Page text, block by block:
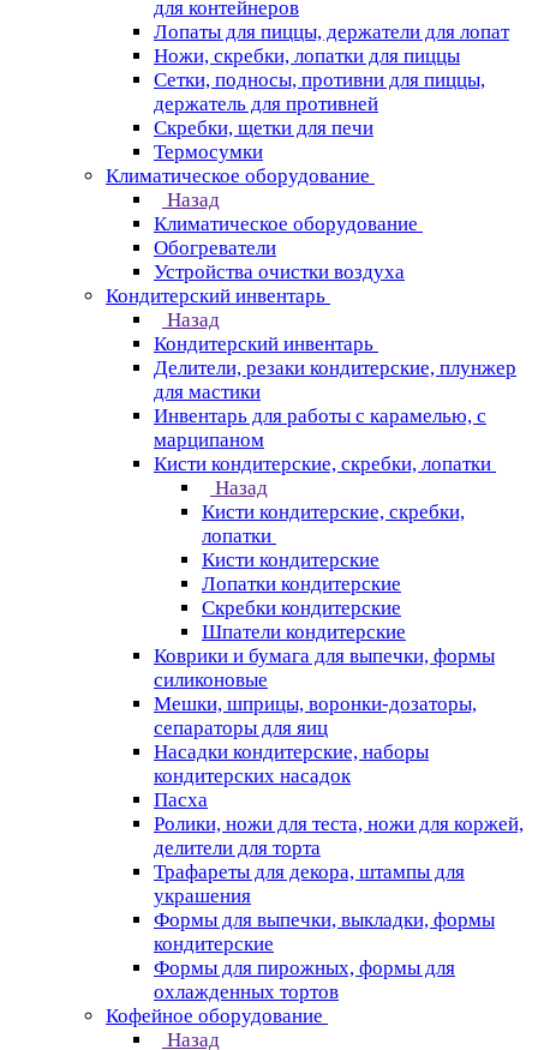
для контейнеров
Лопаты для пиццы, держатели для лопат
Ножи, скребки, лопатки для пиццы
Сетки, подносы, противни для пиццы,
держатель для противней
Скребки, щетки для печи
Термосумки
Климатическое оборудование
Назад
Климатическое оборудование
Обогреватели
Устройства очистки воздуха
Кондитерский инвентарь
Назад
Кондитерский инвентарь
Делители, резаки кондитерские, плунжер
для мастики
Инвентарь для работы с карамелью, с
марципаном
Кисти кондитерские, скребки, лопатки
Назад
Кисти кондитерские, скребки,
лопатки
Кисти кондитерские
Лопатки кондитерские
Скребки кондитерские
Шпатели кондитерские
Коврики и бумага для выпечки, формы
силиконовые
Мешки, шприцы, воронки-дозаторы,
сепараторы для яиц
Насадки кондитерские, наборы
кондитерских насадок
Пасха
Ролики, ножи для теста, ножи для коржей,
делители для торта
Трафареты для декора, штампы для
украшения
Формы для выпечки, выкладки, формы
кондитерские
Формы для пирожных, формы для
охлажденных тортов
Кофейное оборудование
Назад